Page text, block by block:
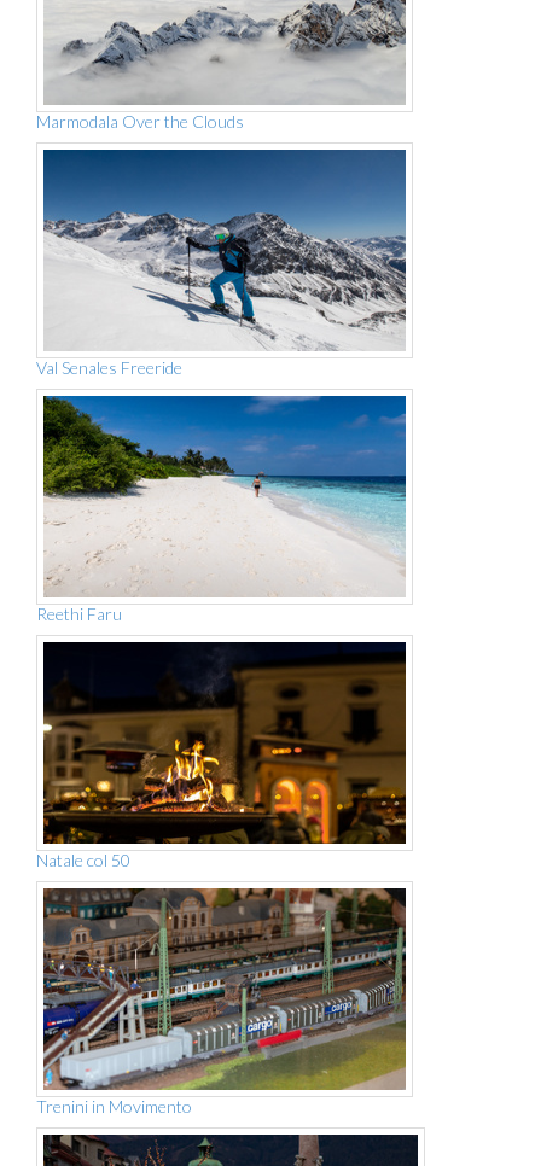
Marmodala Over the Clouds
Val Senales Freeride
Reethi Faru
Natale col 50
Trenini in Movimento